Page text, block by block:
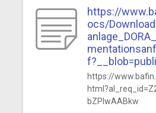
https://
ocs/
https://
bZPlwAABkw